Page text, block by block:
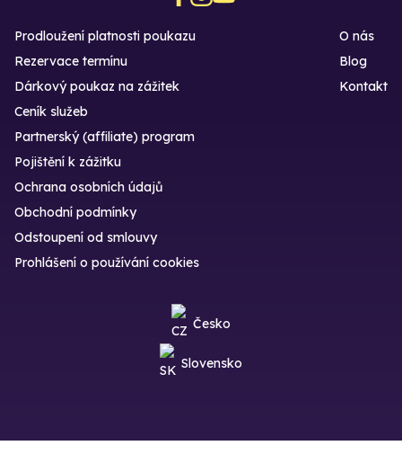
Prodloužení platnosti poukazu
Rezervace termínu
Dárkový poukaz na zážitek
O nás
Blog
Kontakt
Ceník služeb
Partnerský (affiliate) program
Pojištění k zážitku
Ochrana osobních údajů
Obchodní podmínky
Odstoupení od smlouvy
Prohlášení o používání cookies
Česko
Slovensko